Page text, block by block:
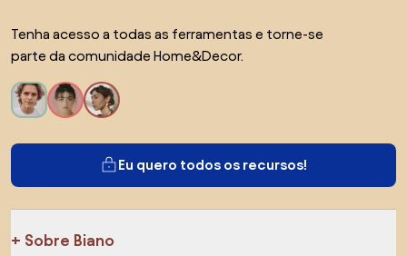
Tenha acesso a todas as ferramentas e torne-se
parte da comunidade Home&Decor.
Eu quero todos os recursos!
Sobre Biano